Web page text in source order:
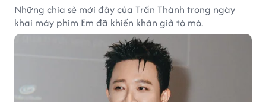
Những chia sẻ mới đây của Trấn Thành trong ngày
khai máy phim Em đã khiến khán giả tò mò.